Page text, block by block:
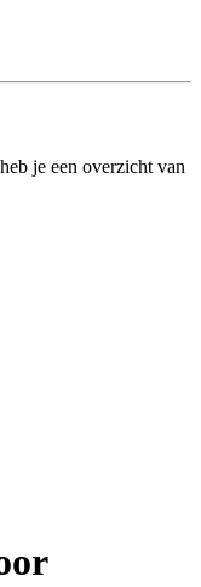
je een overzicht van